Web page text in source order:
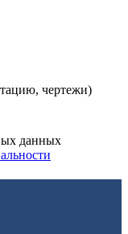
чертежи)
данных